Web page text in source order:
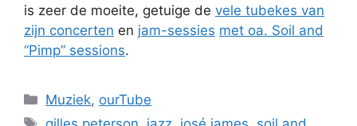
is zeer de moeite, getuige de vele tubekes van
zijn concerten en jam-sessies met oa. Soil and
“Pimp” sessions.
Categories
Muziek, ourTube
Tags